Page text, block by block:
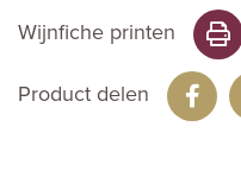
Wijnfiche printen
Product delen